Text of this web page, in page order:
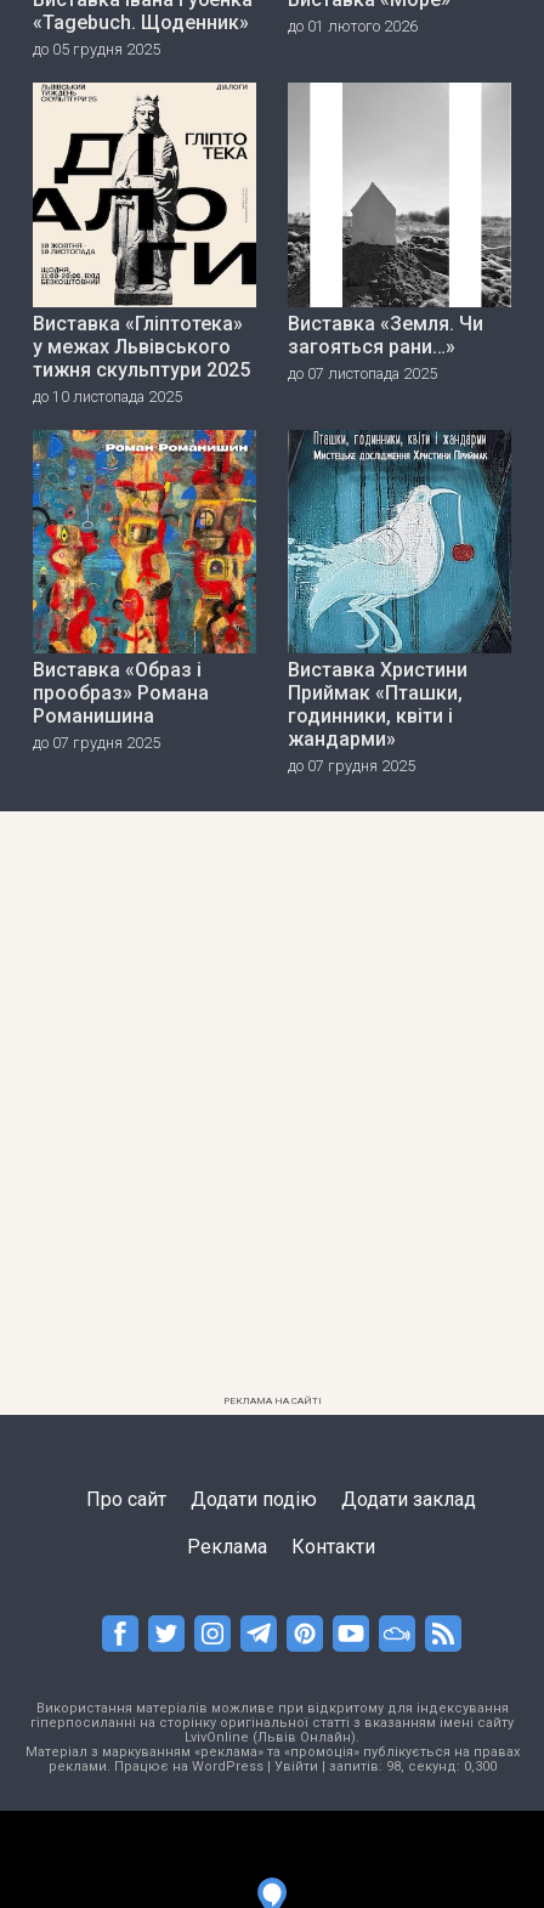
«Tagebuch. Щоденник»
до 05 грудня 2025
до 01 лютого 2026
Виставка «Гліптотека»
у межах Львівського
тижня скульптури 2025
до 10 листопада 2025
Виставка «Земля. Чи
загояться рани…»
до 07 листопада 2025
Виставка «Образ і
прообраз» Романа
Романишина
до 07 грудня 2025
Виставка Христини
Приймак «Пташки,
годинники, квіти і
жандарми»
до 07 грудня 2025
РЕКЛАМА НА САЙТІ
Про сайт Додати подію Додати заклад
Реклама Контакти
Використання матеріалів можливе при відкритому для індексування
гіперпосиланні на сторінку оригінальної статті з вказанням імені сайту
LvivOnline (Львів Онлайн).
Матеріал з маркуванням «реклама» та «промоція» публікується на правах
реклами. Працює на WordPress| Увійти | запитів: 98, секунд: 0,300